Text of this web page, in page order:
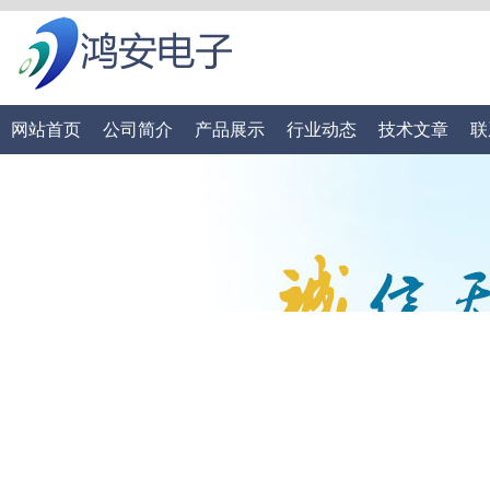
网站首页 公司简介 产品展示 行业动态 技术文章